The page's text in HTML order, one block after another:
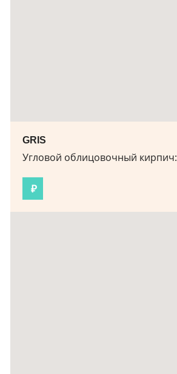
GRIS
Угловой облицовочный кирпич:
₽